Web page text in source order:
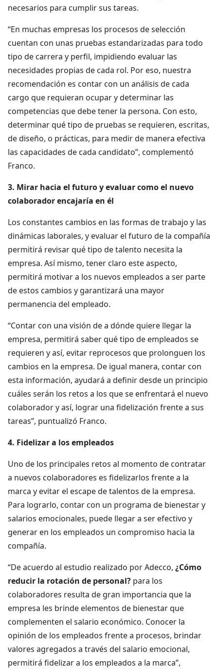
necesarios para cumplir sus tareas.
“En muchas empresas los procesos de selección
cuentan con unas pruebas estandarizadas para todo
tipo de carrera y perfil, impidiendo evaluar las
necesidades propias de cada rol. Por eso, nuestra
recomendación es contar con un análisis de cada
cargo que requieran ocupar y determinar las
competencias que debe tener la persona. Con esto,
determinar qué tipo de pruebas se requieren, escritas,
de diseño, o prácticas, para medir de manera efectiva
las capacidades de cada candidato”, complementó
Franco.
3. Mirar hacia el futuro y evaluar como el nuevo
colaborador encajaría en él
Los constantes cambios en las formas de trabajo y las
dinámicas laborales, y evaluar el futuro de la compañía
permitirá revisar qué tipo de talento necesita la
empresa. Así mismo, tener claro este aspecto,
permitirá motivar a los nuevos empleados a ser parte
de estos cambios y garantizará una mayor
permanencia del empleado.
“Contar con una visión de a dónde quiere llegar la
empresa, permitirá saber qué tipo de empleados se
requieren y así, evitar reprocesos que prolonguen los
cambios en la empresa. De igual manera, contar con
esta información, ayudará a definir desde un principio
cuáles serán los retos a los que se enfrentará el nuevo
colaborador y así, lograr una fidelización frente a sus
tareas”, puntualizó Franco.
4. Fidelizar a los empleados
Uno de los principales retos al momento de contratar
a nuevos colaboradores es fidelizarlos frente a la
marca y evitar el escape de talentos de la empresa.
Para lograrlo, contar con un programa de bienestar y
salarios emocionales, puede llegar a ser efectivo y
generar en los empleados un compromiso hacia la
compañía.
“De acuerdo al estudio realizado por Adecco, ¿Cómo
reducir la rotación de personal? para los
colaboradores resulta de gran importancia que la
empresa les brinde elementos de bienestar que
complementen el salario económico. Conocer la
opinión de los empleados frente a procesos, brindar
valores agregados a través del salario emocional,
permitirá fidelizar a los empleados a la marca”,